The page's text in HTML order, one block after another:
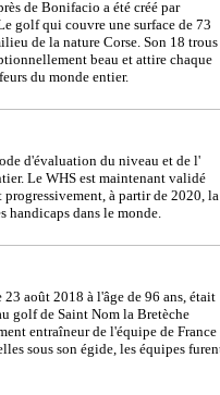
de Bonifacio a été créé par
golf qui couvre une surface de 73
de la nature Corse. Son 18 trous
beau et attire chaque
du monde entier.
d'évaluation du niveau et de l'
Le WHS est maintenant validé
à partir de 2020, la
dans le monde.
août 2018 à l'âge de 96 ans, était
golf de Saint Nom la Bretèche
entraîneur de l'équipe de France
sous son égide, les équipes